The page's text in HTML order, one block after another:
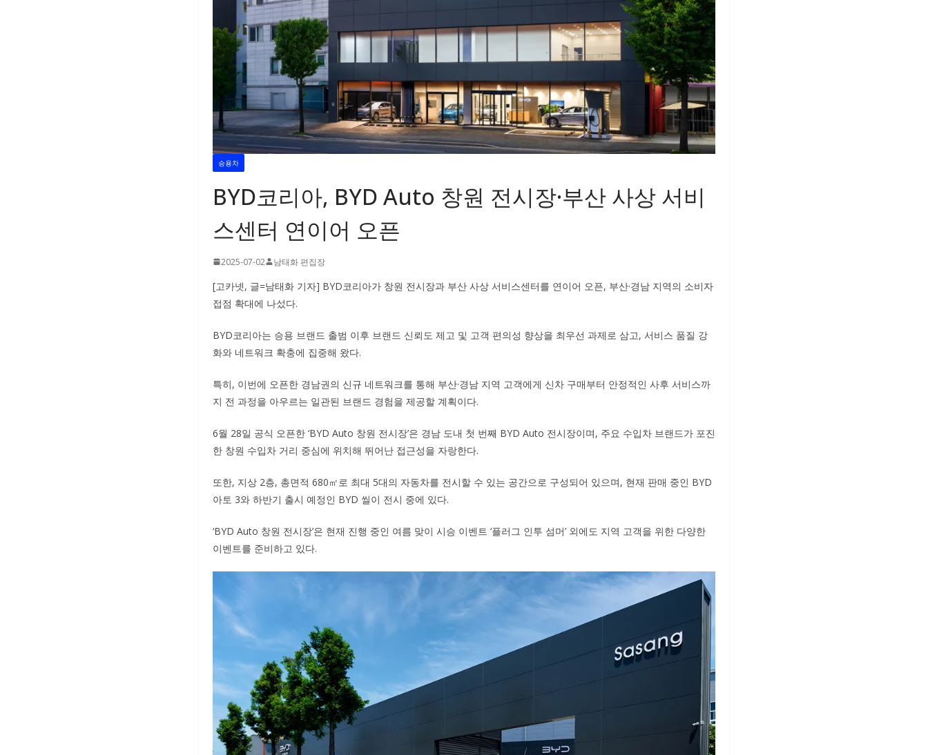
승용차
BYD코리아, BYD Auto 창원 전시장·부산 사상 서비
스센터 연이어 오픈
2025-07-02 남태화 편집장
[고카넷, 글=남태화 기자] BYD코리아가 창원 전시장과 부산 사상 서비스센터를 연이어 오픈, 부산·경남 지역의 소비자
접점 확대에 나섰다.
BYD코리아는 승용 브랜드 출범 이후 브랜드 신뢰도 제고 및 고객 편의성 향상을 최우선 과제로 삼고, 서비스 품질 강
화와 네트워크 확충에 집중해 왔다.
특히, 이번에 오픈한 경남권의 신규 네트워크를 통해 부산·경남 지역 고객에게 신차 구매부터 안정적인 사후 서비스까
지 전 과정을 아우르는 일관된 브랜드 경험을 제공할 계획이다.
6월 28일 공식 오픈한 ‘BYD Auto 창원 전시장’은 경남 도내 첫 번째 BYD Auto 전시장이며, 주요 수입차 브랜드가 포진
한 창원 수입차 거리 중심에 위치해 뛰어난 접근성을 자랑한다.
또한, 지상 2층, 총면적 680㎡로 최대 5대의 자동차를 전시할 수 있는 공간으로 구성되어 있으며, 현재 판매 중인 BYD
아토 3와 하반기 출시 예정인 BYD 씰이 전시 중에 있다.
‘BYD Auto 창원 전시장’은 현재 진행 중인 여름 맞이 시승 이벤트 ‘플러그 인투 섬머’ 외에도 지역 고객을 위한 다양한
이벤트를 준비하고 있다.